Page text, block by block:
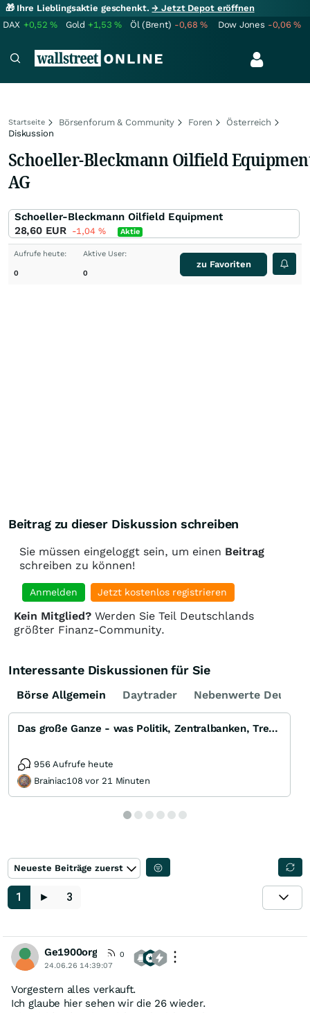
🎁 Ihre Lieblingsaktie geschenkt.→ Jetzt Depot eröffnen
DAX +0,52% Gold +1,53% Öl (Brent) -0,68% Dow Jones -0,06%
Startseite Börsenforum & Community Foren
Österreich
Diskussion
Schoeller-Bleckmann Oilfield
AG
Schoeller-Bleckmann Oilfield Equipment
28,60 EUR -1,04 % Aktie
Aufrufe heute:
0
Aktive User:
0
zu Favoriten
Beitrag zu dieser Diskussion schreiben
Sie müssen eingeloggt sein, um einen Beitrag
schreiben zu können!
Anmelden Jetzt kostenlos registrieren
Kein Mitglied? Werden Sie Teil Deutschlands
größter Finanz-Community.
Interessante Diskussionen für Sie
Börse Allgemein Daytrader Nebenwerte
Das große Ganze - was Politik, Zentralbanken, Trends, Medien und Gesellschaft mit Aktien, Rohstoffen
956 Aufrufe heute
Brainiac108 vor 21 Minuten
Neueste Beiträge zuerst
1 ► 3
Ge1900org
0
24.06.26 14:39:07
Vorgestern alles verkauft.
Ich glaube hier sehen wir die 26 wieder.